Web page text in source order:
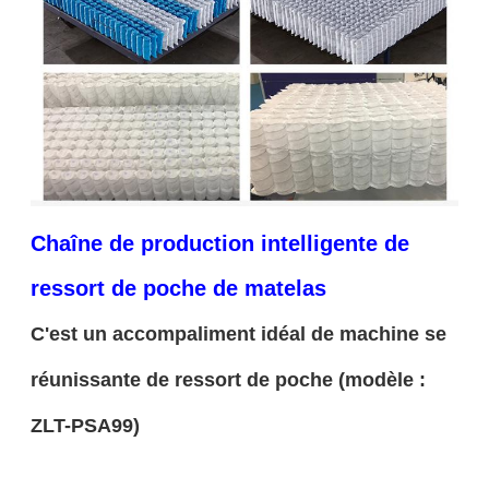
Chaîne de production intelligente de
ressort de poche de matelas
C'est un accompaliment idéal de machine se
réunissante de ressort de poche (modèle :
ZLT-PSA99)